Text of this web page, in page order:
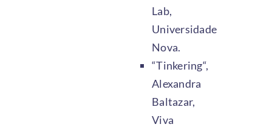
Lab,
Universidade
Nova.
“Tinkering“,
Alexandra
Baltazar,
Viva